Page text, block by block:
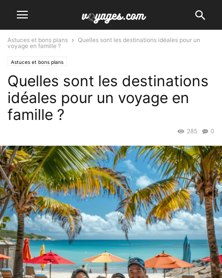
Astuces et bons plans
Quelles sont les destinations idéales pour un
voyage en famille ?
Astuces et bons plans
Quelles sont les destinations
idéales pour un voyage en
famille ?
0
285